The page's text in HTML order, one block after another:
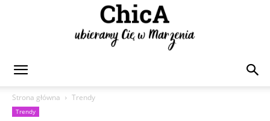
Strona główna
Trendy
Trendy